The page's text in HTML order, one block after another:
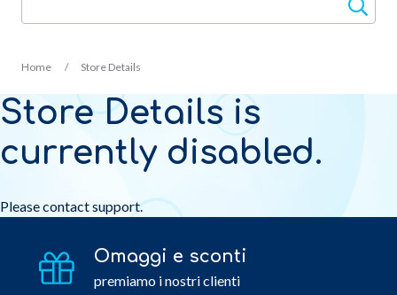
Home Store Details
Store Details is
currently disabled.
Please contact support.
Omaggi e sconti
premiamo i nostri clienti